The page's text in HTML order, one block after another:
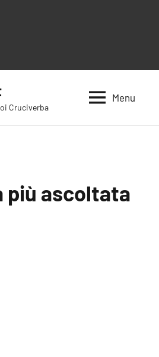
Cruciverba
Menu
più ascoltata